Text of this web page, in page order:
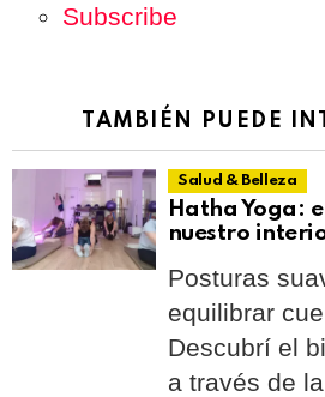
Subscribe
TAMBIÉN PUEDE
Salud & Belleza
Hatha Yoga:
nuestro
Posturas
equilibrar
Descubrí el
a través de